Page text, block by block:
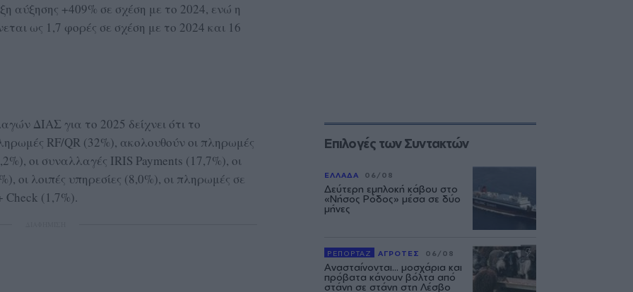
αύξησης +409% σε σχέση με το 2024, ενώ η
ως 1,7 φορές σε σχέση με το 2024 και 16
ΔΙΑΣ για το 2025 δείχνει ότι το
RF/QR (32%), ακολουθούν οι πληρωμές
οι συναλλαγές IRIS Payments (17,7%), οι
οι λοιπές υπηρεσίες (8,0%), οι πληρωμές σε
Check (1,7%).
Επιλογές των Συντακτών
ΕΛΛΑΔΑ 06/08
Δεύτερη εμπλοκή κάβου στο
«Νήσος Ρόδος» μέσα σε δύο
μήνες
ΡΕΠΟΡΤΑΖ ΑΓΡΟΤΕΣ 06/08
Ανασταίνονται... μοσχάρια και
πρόβατα κάνουν βόλτα από
στάνη σε στάνη στη Λέσβο